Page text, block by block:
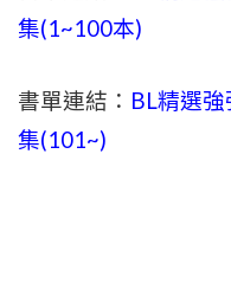
集(1~100本)
書單連結： BL精選
集(101~)